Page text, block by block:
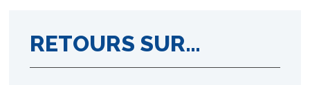
RETOURS SUR…